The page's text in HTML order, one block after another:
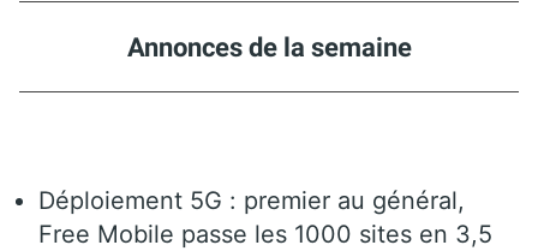
Annonces de la semaine
Déploiement 5G : premier au général,
Free Mobile passe les 1000 sites en 3,5